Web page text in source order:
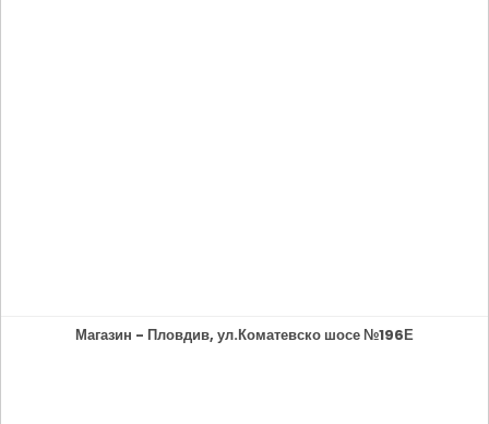
Магазин - Пловдив, ул.Коматевско шосе №196Е